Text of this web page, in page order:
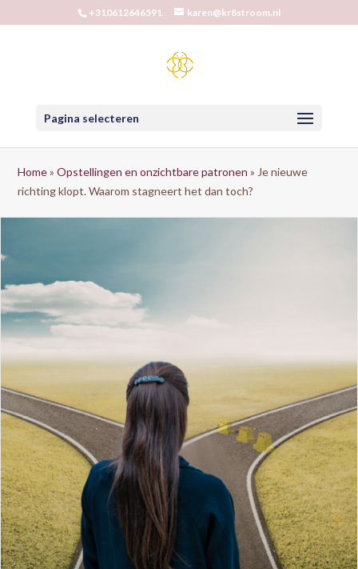
+310612646591 karen@kr8stroom.nl
Pagina selecteren
Home»Opstellingen en onzichtbare patronen » Je nieuwe
richting klopt. Waarom stagneert het dan toch?